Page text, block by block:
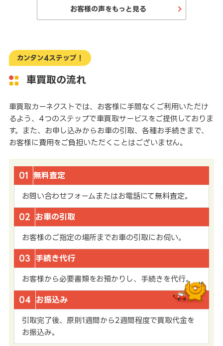
お客様の声をもっと見る
カンタン4ステップ！
車買取の流れ
車買取カーネクストでは、お客様に手間なくご利用いただけ
るよう、4つのステップで車買取サービスをご提供しておりま
す。また、お申し込みからお車の引取、各種お手続きまで、
お客様に費用をご負担いただくことはございません。
01 無料査定
お問い合わせフォームまたはお電話にて無料査定。
02 お車の引取
お客様のご指定の場所までお車の引取にお伺い。
03 手続き代行
お客様から必要書類をお預かりし、手続きを代行。
04 お振込み
引取完了後、原則1週間から2週間程度で買取代金を
お振込み。